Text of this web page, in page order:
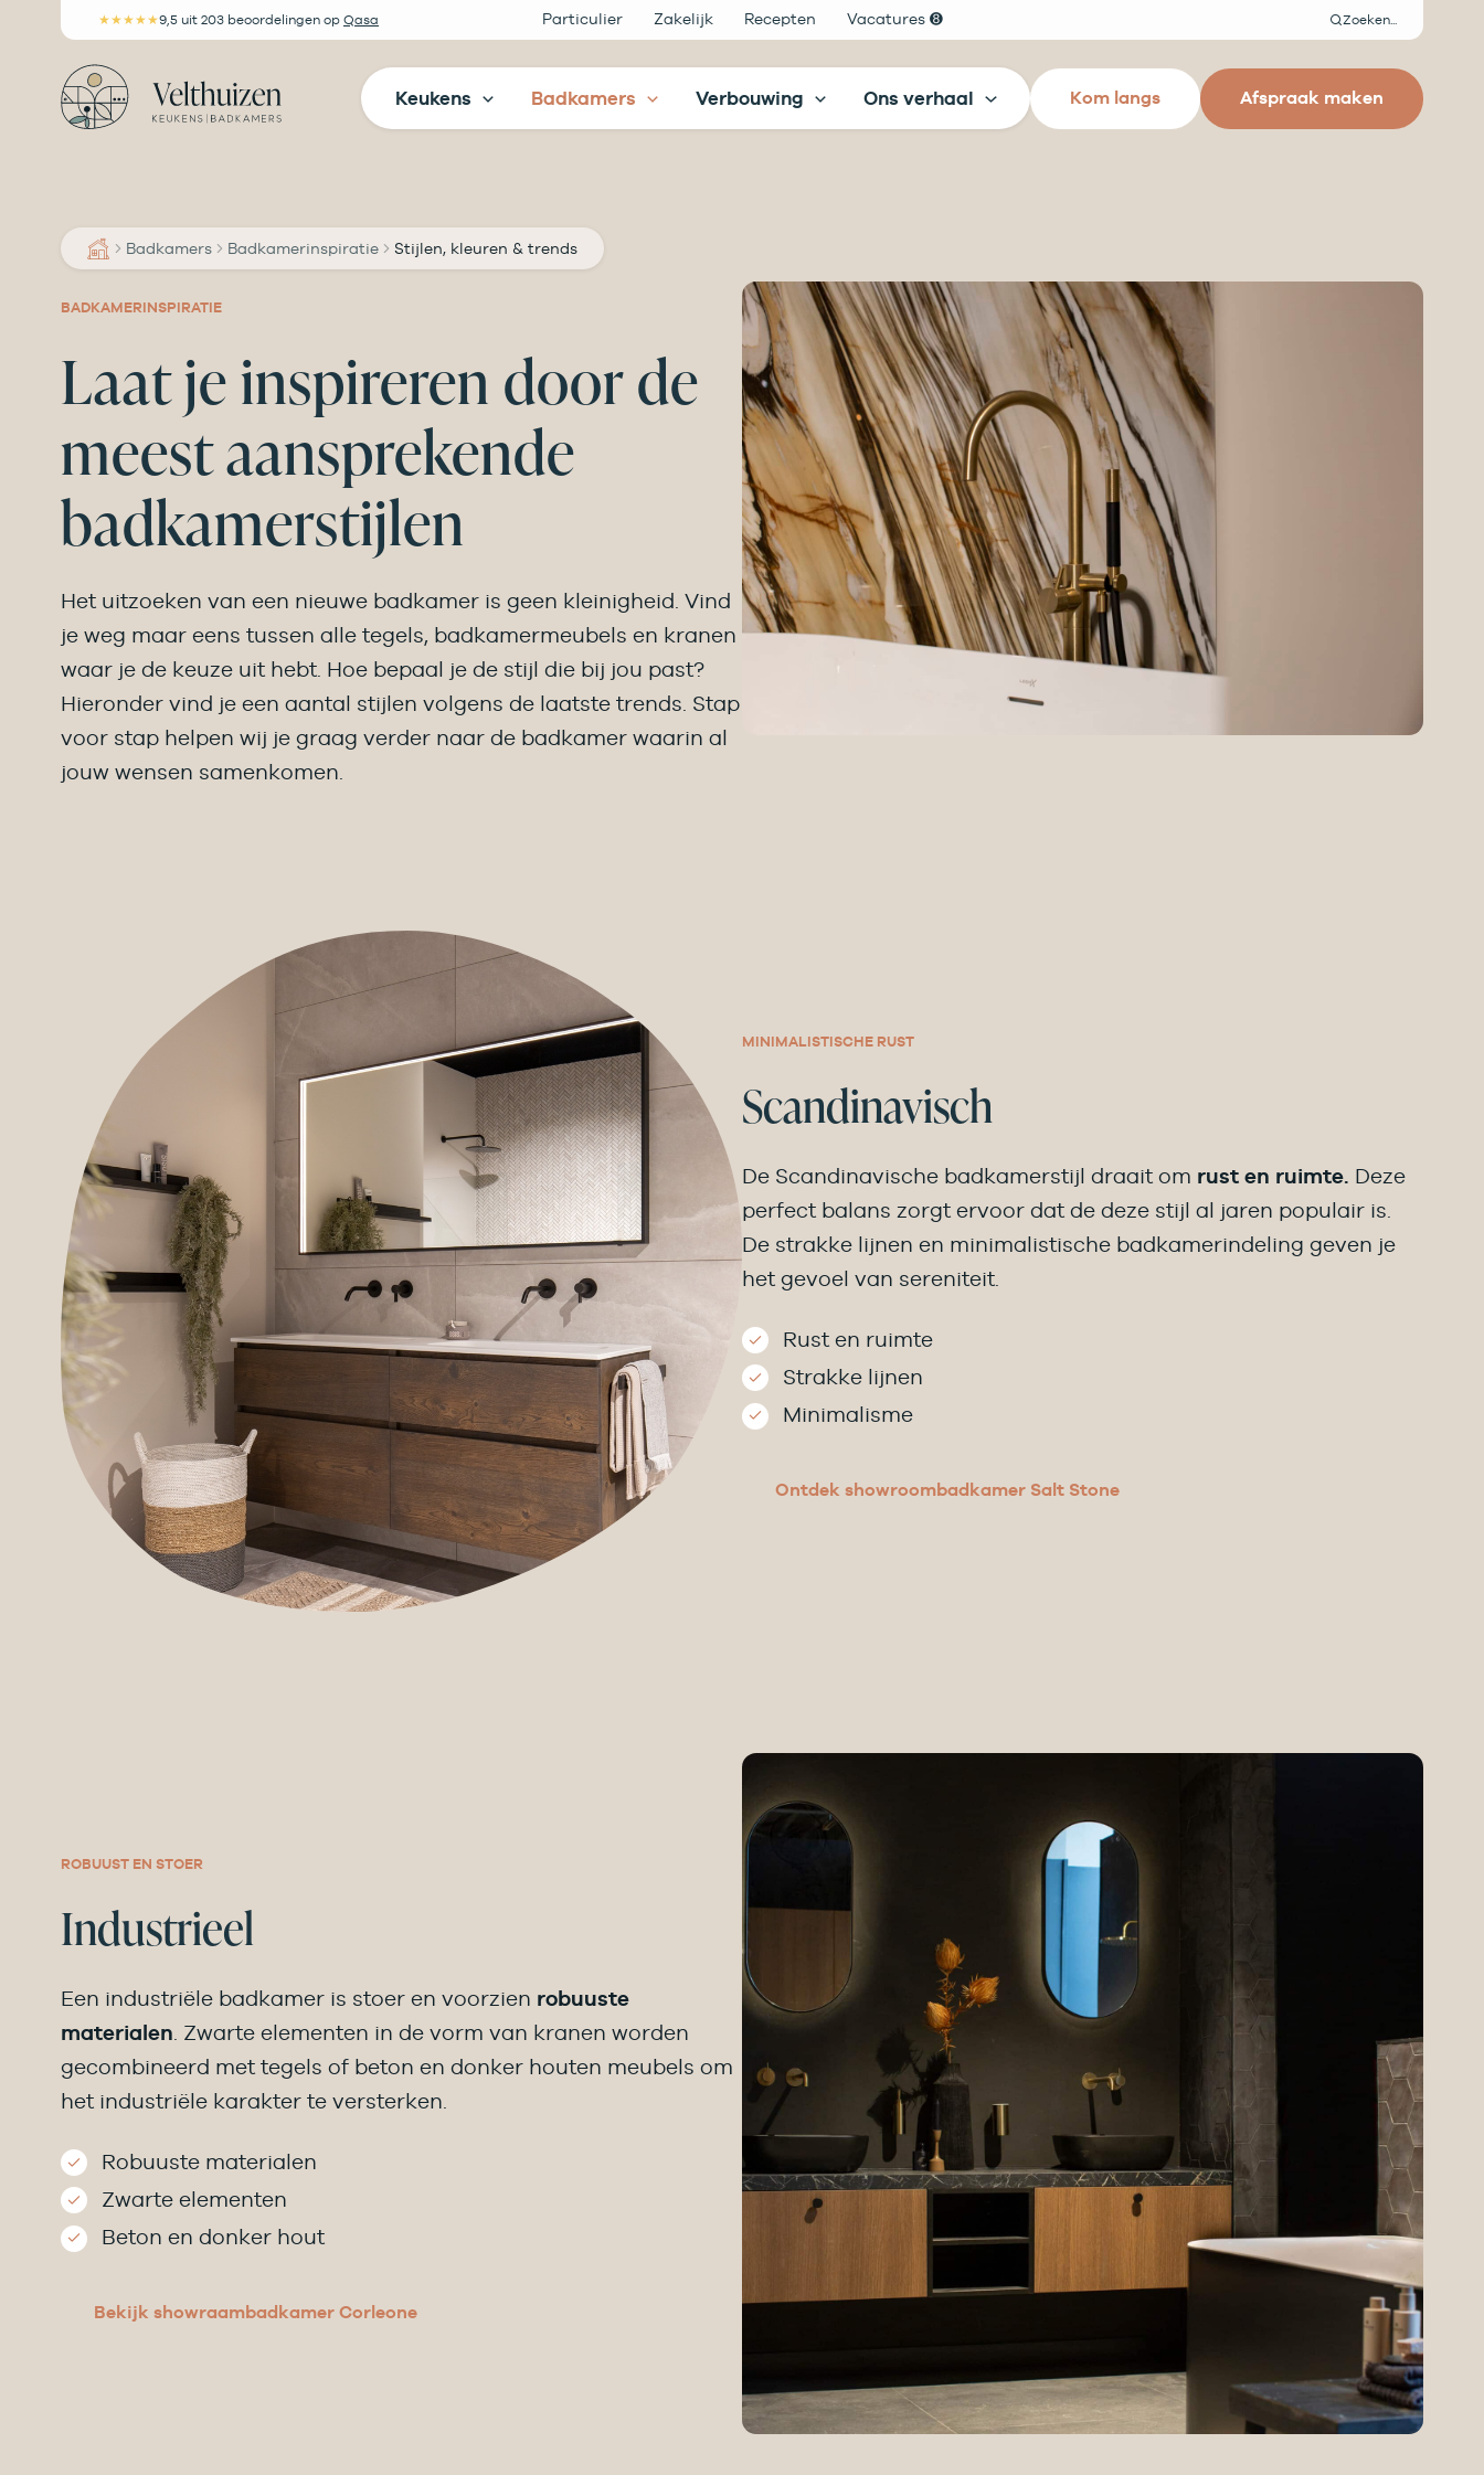
inhoud
★★★★★9,5 uit 203 beoordelingen op Qasa Particulier Zakelijk Recepten Vacatures ➑ Zoeken
Keukens Badkamers Verbouwing Ons verhaal Kom langs Afspraak maken
Badkamers Badkamerinspiratie Stijlen, kleuren & trends
BADKAMERINSPIRATIE
Laat je inspireren door de
meest aansprekende
badkamerstijlen
Het uitzoeken van een nieuwe badkamer is geen kleinigheid. Vind
je weg maar eens tussen alle tegels, badkamermeubels en kranen
waar je de keuze uit hebt. Hoe bepaal je de stijl die bij jou past?
Hieronder vind je een aantal stijlen volgens de laatste trends. Stap
voor stap helpen wij je graag verder naar de badkamer waarin al
jouw wensen samenkomen.
MINIMALISTISCHE RUST
Scandinavisch
De Scandinavische badkamerstijl draait om rust en ruimte. Deze
perfect balans zorgt ervoor dat de deze stijl al jaren populair is.
De strakke lijnen en minimalistische badkamerindeling geven je
het gevoel van sereniteit.
Rust en ruimte
Strakke lijnen
Minimalisme
Ontdek showroombadkamer Salt Stone
ROBUUST EN STOER
Industrieel
Een industriële badkamer is stoer en voorzien robuuste
materialen . Zwarte elementen in de vorm van kranen worden
gecombineerd met tegels of beton en donker houten meubels om
het industriële karakter te versterken.
Robuuste materialen
Zwarte elementen
Beton en donker hout
Bekijk showraambadkamer Corleone